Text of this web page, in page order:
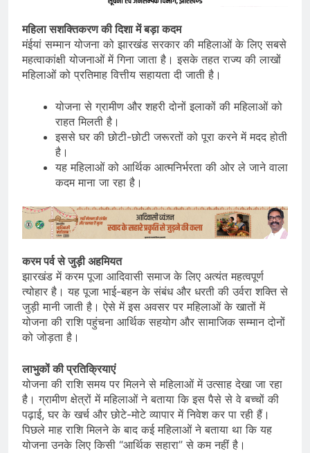
महिला सशक्तिकरण की दिशा में बड़ा कदम
मंईयां सम्मान योजना को झारखंड सरकार की महिलाओं के लिए सबसे
महत्वाकांक्षी योजनाओं में गिना जाता है। इसके तहत राज्य की लाखों
महिलाओं को प्रतिमाह वित्तीय सहायता दी जाती है।
योजना से ग्रामीण और शहरी दोनों इलाकों की महिलाओं को
राहत मिलती है।
इससे घर की छोटी-छोटी जरूरतों को पूरा करने में मदद होती
है।
यह महिलाओं को आर्थिक आत्मनिर्भरता की ओर ले जाने वाला
कदम माना जा रहा है।
करम पर्व से जुड़ी अहमियत
झारखंड में करम पूजा आदिवासी समाज के लिए अत्यंत महत्वपूर्ण
त्योहार है। यह पूजा भाई-बहन के संबंध और धरती की उर्वरा शक्ति से
जुड़ी मानी जाती है। ऐसे में इस अवसर पर महिलाओं के खातों में
योजना की राशि पहुंचना आर्थिक सहयोग और सामाजिक सम्मान दोनों
को जोड़ता है।
लाभुकों की प्रतिक्रियाएं
योजना की राशि समय पर मिलने से महिलाओं में उत्साह देखा जा रहा
है। ग्रामीण क्षेत्रों में महिलाओं ने बताया कि इस पैसे से वे बच्चों की
पढ़ाई, घर के खर्च और छोटे-मोटे व्यापार में निवेश कर पा रही हैं।
पिछले माह राशि मिलने के बाद कई महिलाओं ने बताया था कि यह
योजना उनके लिए किसी “आर्थिक सहारा” से कम नहीं है।